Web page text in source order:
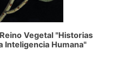
Vegetal "Historias
Inteligencia Humana"